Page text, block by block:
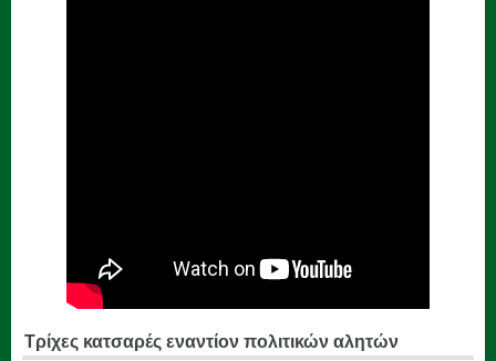
Τρίχες κατσαρές εναντίον πολιτικών αλητών